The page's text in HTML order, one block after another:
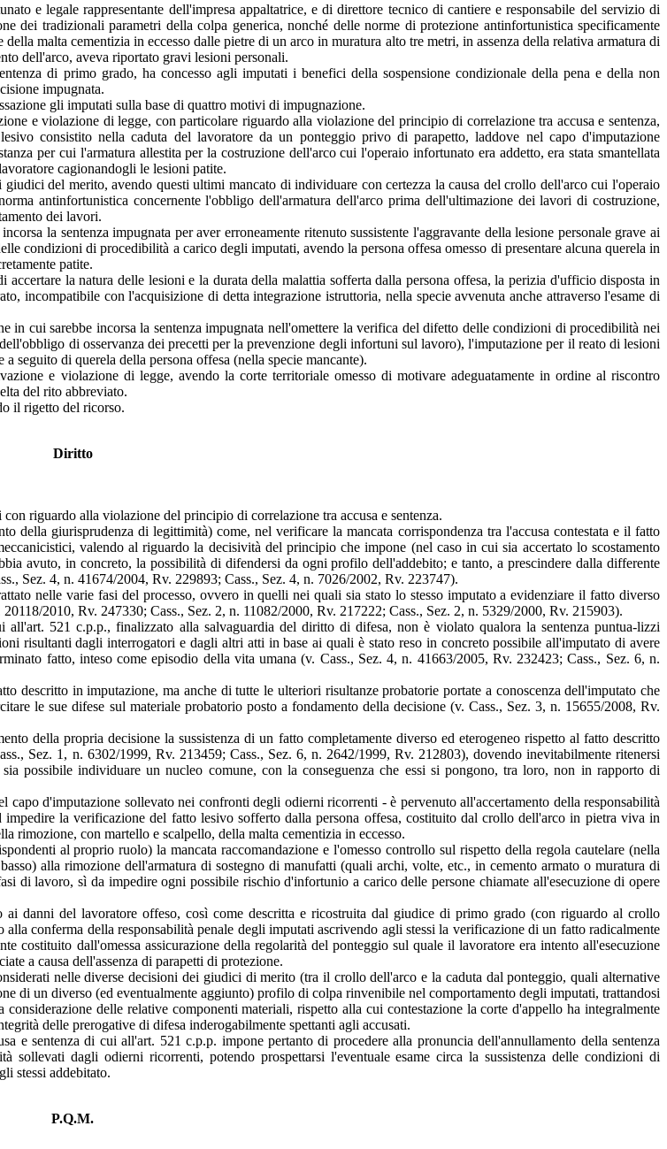
e legale rappresentante dell'impresa appaltatrice, e di direttore tecnico di cantiere e responsabile del servizio di
dei tradizionali parametri della colpa generica, nonché delle norme di protezione antinfortunistica specificamente
malta cementizia in eccesso dalle pietre di un arco in muratura alto tre metri, in assenza della relativa armatura di
dell'arco, aveva riportato gravi lesioni personali.
di primo grado, ha concesso agli imputati i benefici della sospensione condizionale della pena e della non
impugnata.
gli imputati sulla base di quattro motivi di impugnazione.
e violazione di legge, con particolare riguardo alla violazione del principio di correlazione tra accusa e sentenza,
consistito nella caduta del lavoratore da un ponteggio privo di parapetto, laddove nel capo d'imputazione
per cui l'armatura allestita per la costruzione dell'arco cui l'operaio infortunato era addetto, era stata smantellata
cagionandogli le lesioni patite.
del merito, avendo questi ultimi mancato di individuare con certezza la causa del crollo dell'arco cui l'operaio
antinfortunistica concernente l'obbligo dell'armatura dell'arco prima dell'ultimazione dei lavori di costruzione,
dei lavori.
la sentenza impugnata per aver erroneamente ritenuto sussistente l'aggravante della lesione personale grave ai
condizioni di procedibilità a carico degli imputati, avendo la persona offesa omesso di presentare alcuna querela in
patite.
la natura delle lesioni e la durata della malattia sofferta dalla persona offesa, la perizia d'ufficio disposta in
incompatibile con l'acquisizione di detta integrazione istruttoria, nella specie avvenuta anche attraverso l'esame di
cui sarebbe incorsa la sentenza impugnata nell'omettere la verifica del difetto delle condizioni di procedibilità nei
di osservanza dei precetti per la prevenzione degli infortuni sul lavoro), l'imputazione per il reato di lesioni
seguito di querela della persona offesa (nella specie mancante).
e violazione di legge, avendo la corte territoriale omesso di motivare adeguatamente in ordine al riscontro
del rito abbreviato.
il rigetto del ricorso.
Diritto
riguardo alla violazione del principio di correlazione tra accusa e sentenza.
della giurisprudenza di legittimità) come, nel verificare la mancata corrispondenza tra l'accusa contestata e il fatto
valendo al riguardo la decisività del principio che impone (nel caso in cui sia accertato lo scostamento
avuto, in concreto, la possibilità di difendersi da ogni profilo dell'addebito; e tanto, a prescindere dalla differente
Sez. 4, n. 41674/2004, Rv. 229893; Cass., Sez. 4, n. 7026/2002, Rv. 223747).
nelle varie fasi del processo, ovvero in quelli nei quali sia stato lo stesso imputato a evidenziare il fatto diverso
2010, Rv. 247330; Cass., Sez. 2, n. 11082/2000, Rv. 217222; Cass., Sez. 2, n. 5329/2000, Rv. 215903).
521 c.p.p., finalizzato alla salvaguardia del diritto di difesa, non è violato qualora la sentenza puntua-lizzi
risultanti dagli interrogatori e dagli altri atti in base ai quali è stato reso in concreto possibile all'imputato di avere
fatto, inteso come episodio della vita umana (v. Cass., Sez. 4, n. 41663/2005, Rv. 232423; Cass., Sez. 6, n.
descritto in imputazione, ma anche di tutte le ulteriori risultanze probatorie portate a conoscenza dell'imputato che
le sue difese sul materiale probatorio posto a fondamento della decisione (v. Cass., Sez. 3, n. 15655/2008, Rv.
della propria decisione la sussistenza di un fatto completamente diverso ed eterogeneo rispetto al fatto descritto
Sez. 1, n. 6302/1999, Rv. 213459; Cass., Sez. 6, n. 2642/1999, Rv. 212803), dovendo inevitabilmente ritenersi
possibile individuare un nucleo comune, con la conseguenza che essi si pongono, tra loro, non in rapporto di
d'imputazione sollevato nei confronti degli odierni ricorrenti - è pervenuto all'accertamento della responsabilità
impedire la verificazione del fatto lesivo sofferto dalla persona offesa, costituito dal crollo dell'arco in pietra viva in
rimozione, con martello e scalpello, della malta cementizia in eccesso.
al proprio ruolo) la mancata raccomandazione e l'omesso controllo sul rispetto della regola cautelare (nella
alla rimozione dell'armatura di sostegno di manufatti (quali archi, volte, etc., in cemento armato o muratura di
di lavoro, sì da impedire ogni possibile rischio d'infortunio a carico delle persone chiamate all'esecuzione di opere
danni del lavoratore offeso, così come descritta e ricostruita dal giudice di primo grado (con riguardo al crollo
conferma della responsabilità penale degli imputati ascrivendo agli stessi la verificazione di un fatto radicalmente
costituito dall'omessa assicurazione della regolarità del ponteggio sul quale il lavoratore era intento all'esecuzione
a causa dell'assenza di parapetti di protezione.
nelle diverse decisioni dei giudici di merito (tra il crollo dell'arco e la caduta dal ponteggio, quali alternative
di un diverso (ed eventualmente aggiunto) profilo di colpa rinvenibile nel comportamento degli imputati, trattandosi
delle relative componenti materiali, rispetto alla cui contestazione la corte d'appello ha integralmente
delle prerogative di difesa inderogabilmente spettanti agli accusati.
e sentenza di cui all'art. 521 c.p.p. impone pertanto di procedere alla pronuncia dell'annullamento della sentenza
dagli odierni ricorrenti, potendo prospettarsi l'eventuale esame circa la sussistenza delle condizioni di
stessi addebitato.
P.Q.M.